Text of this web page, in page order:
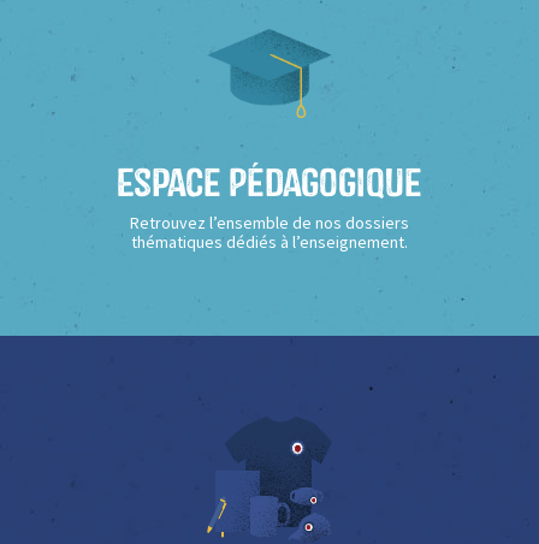
Espace Pédagogique
Retrouvez l’ensemble de nos dossiers
thématiques dédiés à l’enseignement.